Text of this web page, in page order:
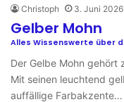
Christoph 3. Juni 2026
Gelber Mohn
Alles Wissenswerte über
Der Gelbe Mohn gehört
Mit seinen leuchtend
auffällige Farbakzente…